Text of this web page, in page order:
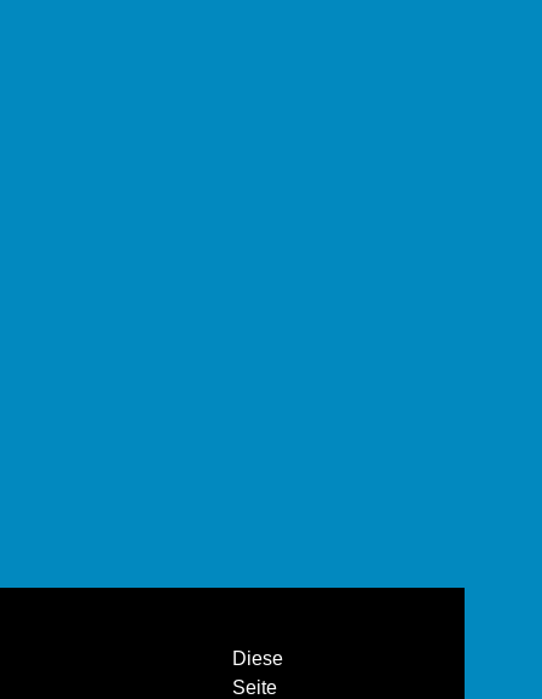
Diese
Seite